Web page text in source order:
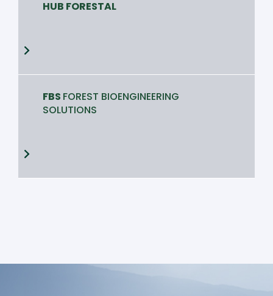
HUB FORESTAL
FBS FOREST BIOENGINEERING
SOLUTIONS